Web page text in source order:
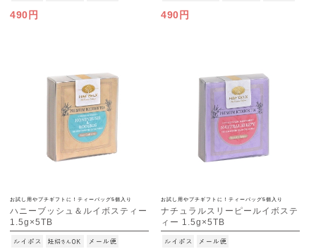
490円 490円
お試し用やプチギフトに！ティーバッグ5個入り
ハニーブッシュ＆ルイボスティー
1.5g×5TB
[M便 1/15]
お試し用やプチギフトに！ティーバッグ5個入り
ナチュラルスリーピールイボステ
ィー 1.5g×5TB
[M便 1/15]